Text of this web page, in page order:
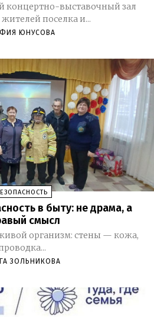
концертно-выставочный зал
поселка и...
ЮНУСОВА
в быту: не драма, а
смысл
организм: стены — кожа,
ЗОЛЬНИКОВА